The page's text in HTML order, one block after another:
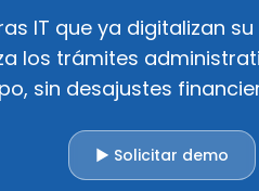
IT que ya digitalizan
los trámites
sin desajustes
▶ Solicitar demo